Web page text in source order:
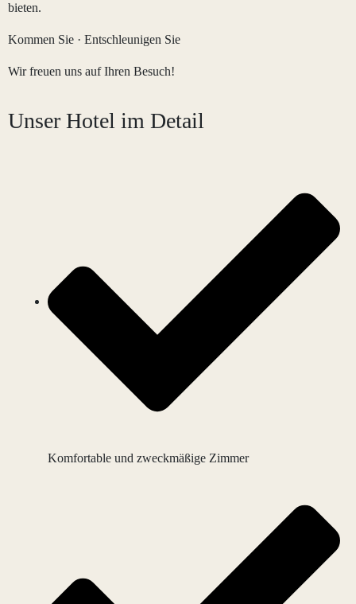
bieten.
Kommen Sie · Entschleunigen Sie
Wir freuen uns auf Ihren Besuch!
Unser Hotel im Detail
Komfortable und zweckmäßige Zimmer